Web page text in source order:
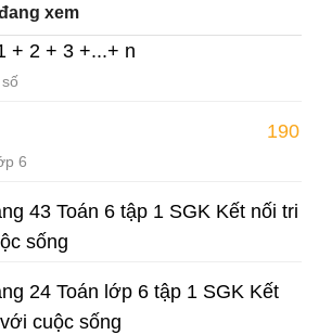
xem
+ 2 + 3 +...+ n
190
6
43 Toán 6 tập 1 SGK Kết nối tri
sống
24 Toán lớp 6 tập 1 SGK Kết
cuộc sống